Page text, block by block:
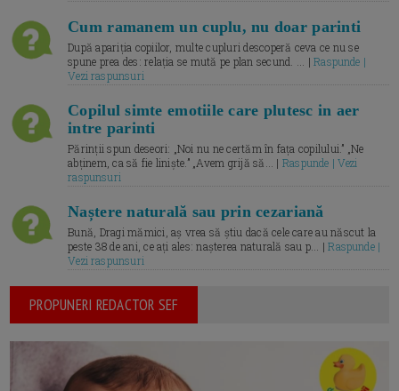
Cum ramanem un cuplu, nu doar parinti
După apariția copiilor, multe cupluri descoperă ceva ce nu se
spune prea des: relația se mută pe plan secund. ... |Raspunde |
Vezi raspunsuri
Copilul simte emotiile care plutesc in aer
intre parinti
Părinții spun deseori: „Noi nu ne certăm în fața copilului.” „Ne
abținem, ca să fie liniște.” „Avem grijă să... | Raspunde | Vezi
raspunsuri
Naștere naturală sau prin cezariană
Bună, Dragi mămici, aș vrea să știu dacă cele care au născut la
peste 38 de ani, ce ați ales: nașterea naturală sau p... |Raspunde |
Vezi raspunsuri
PROPUNERI REDACTOR SEF